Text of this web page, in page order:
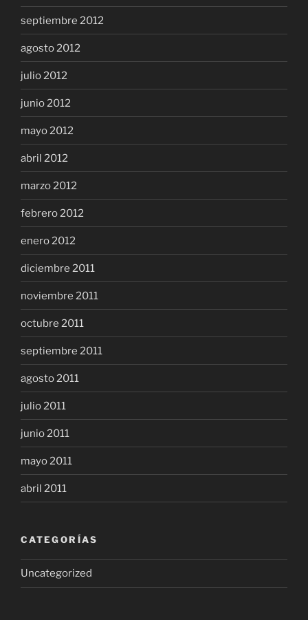
septiembre 2012
agosto 2012
julio 2012
junio 2012
mayo 2012
abril 2012
marzo 2012
febrero 2012
enero 2012
diciembre 2011
noviembre 2011
octubre 2011
septiembre 2011
agosto 2011
julio 2011
junio 2011
mayo 2011
abril 2011
CATEGORÍAS
Uncategorized